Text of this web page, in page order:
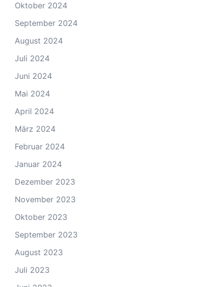
Oktober 2024
September 2024
August 2024
Juli 2024
Juni 2024
Mai 2024
April 2024
März 2024
Februar 2024
Januar 2024
Dezember 2023
November 2023
Oktober 2023
September 2023
August 2023
Juli 2023